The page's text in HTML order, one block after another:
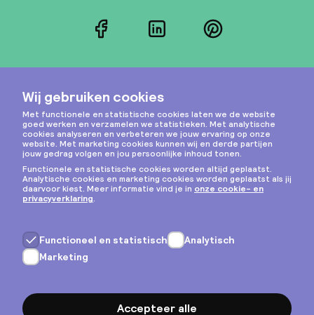
FacebookLinkedInPinterest
Instagram
Privacy & cookies
Algemene voorwaarden